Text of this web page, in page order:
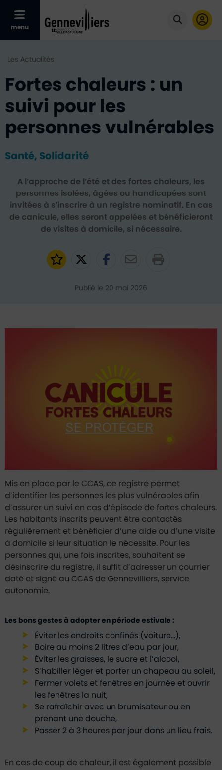
Afficher le menu mobile
menu Cliquer
Les Actualités
Fortes chaleurs : un
suivi pour les
personnes vulnérables
Santé, Solidarité
A l’approche de l’été et des fortes chaleurs, les
personnes isolées, âgées ou handicapées sont
invitées à s’inscrire à un registre nominatif. En cas
de canicule, elles seront appelées et bénéficieront
de visites à domicile, si nécessaire.
Ajouter aux favoris
Partager sur Twitter
Partager sur
Partager par
Publié le 20 mai 2026
Mis en place par le CCAS, ce registre permet
d’identifier les personnes les plus vulnérables afin
d’assurer un suivi en cas d’épisode de fortes chaleurs.
Les habitants inscrits peuvent être contactés
régulièrement et bénéficier d’une aide ou d’une visite
à domicile si leur situation le nécessite. Pour les
personnes qui, une fois inscrites, souhaitent se
désinscrire du registre, il suffit d’adresser un courrier
daté et signé au CCAS de Gennevilliers, service
autonomie.
Les bons gestes à adopter en période estivale :
Éviter les endroits confinés (voiture…),
Boire au moins 2 litres d’eau par jour,
Éviter les graisses, le sucre et l’alcool,
S’habiller léger et porter un chapeau au soleil,
Fermer volets et fenêtres en journée et ouvrir
les fenêtres la nuit,
Se rafraîchir avec un brumisateur ou en
prenant une douche,
Passer 2 à 3 heures par jour dans un lieu frais.
En cas de coup de chaleur, il est également possible